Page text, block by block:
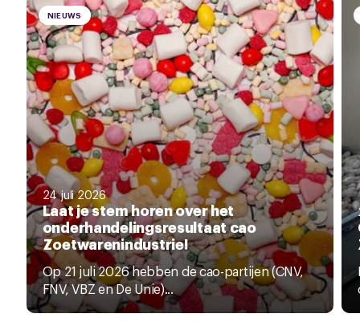
NIEUWS
24 juli 2026
Laat je stem horen over het
onderhandelingsresultaat cao
Zoetwarenindustrie!
Op 21 juli 2026 hebben de cao-partijen (CNV,
FNV, VBZ en De Unie)...